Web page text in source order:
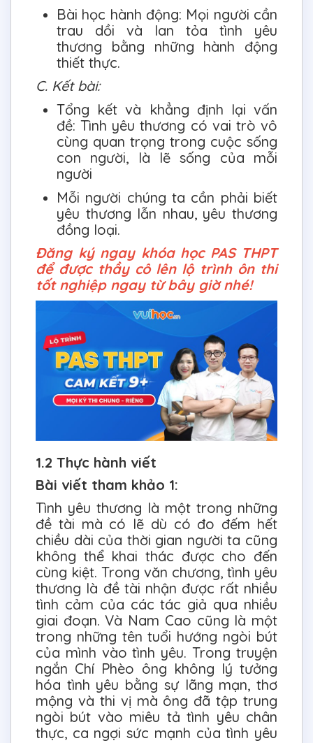
Bài học hành động: Mọi người cần
trau dồi và lan tỏa tình yêu
thương bằng những hành động
thiết thực.
C. Kết bài:
Tổng kết và khẳng định lại vấn
đề: Tình yêu thương có vai trò vô
cùng quan trọng trong cuộc sống
con người, là lẽ sống của mỗi
người
Mỗi người chúng ta cần phải biết
yêu thương lẫn nhau, yêu thương
đồng loại.
Đăng ký ngay khóa học PAS THPT
để được thầy cô lên lộ trình ôn thi
tốt nghiệp ngay từ bây giờ nhé!
1.2 Thực hành viết
Bài viết tham khảo 1:
Tình yêu thương là một trong những
đề tài mà có lẽ dù có đo đếm hết
chiều dài của thời gian người ta cũng
không thể khai thác được cho đến
cùng kiệt. Trong văn chương, tình yêu
thương là đề tài nhận được rất nhiều
tình cảm của các tác giả qua nhiều
giai đoạn. Và Nam Cao cũng là một
trong những tên tuổi hướng ngòi bút
của mình vào tình yêu. Trong truyện
ngắn Chí Phèo ông không lý tưởng
hóa tình yêu bằng sự lãng mạn, thơ
mộng và thi vị mà ông đã tập trung
ngòi bút vào miêu tả tình yêu chân
thực, ca ngợi sức mạnh của tình yêu